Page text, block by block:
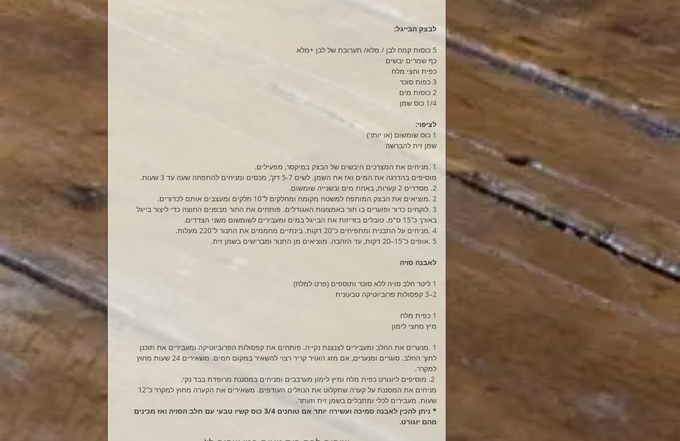
לבצק הבייגל:
5 כוסות קמח לבן / מלא/ תערובת של לבן +מלא
כף שמרים יבשים
כפית וחצי מלח
3 כפות סוכר
2 כוסות מים
1/4 כוס שמן
לציפוי:
1 כוס שומשום (או יותר)
שמן זית להברשה
1 .מניחים את המצרכים היבשים של הבצק במיקסר, מפעילים.
מוסיפים בהדרגה את המים ואז את השמן. לשים 5-7 דק', מכסים ומניחים להתפחה שעה עד 3 שעות.
2. מסדרים 2 קערות, באחת מים ובשנייה שומשום.
2 .מוציאים את הבצק המותפח למשטח מקומח ומחלקים ל־10 חלקים ומעצבים אותם לכדורים.
3 .לוקחים כדור ופוערים בו חור באמצעות האגודלים. פותחים את החור מבפנים החוצה כדי ליצור בייגל
באורך כ־15 ס"מ. טובלים בזריזות את הבייגל במים ומעבירים לשומשום משני הצדדים.
4 .מניחים על התבנית ומתפיחים כ־20 דקות. בינתיים מחממים את התנור ל־220 מעלות.
5 .אופים כ־15–20 דקות, עד הזהבה. מוציאים מן התנור ומברישים בשמן זית.
לאבנה סויה
1 ליטר חלב סויה ללא סוכר ותוספים (פרט למלח)
2–3 קפסולות פרוביוטיקה טבעונית
1 כפית מלח
מיץ מחצי לימון
1 .מנערים את החלב ומעבירים לצנצנת נקייה. פותחים את קפסולות הפרוביוטיקה ומעבירים את תוכנן
לתוך החלב. סוגרים ומנערים, אם מזג האויר קריר רצוי להשאיר במקום חמים. משאירים 24 שעות מחוץ
למקרר.
מניחים את המסננת על קערה שתקלוט את הנוזלים העודפים. משאירים את הקערה מחוץ למקרר כ־12
שעות. מעבירים לכלי ומתבלים בשמן זית וזעתר.
* ניתן להכין לאבנה סמיכה ועשירה יותר אם טוחנים 3/4 כוס קשיו טבעי עם חלב הסויה ואז מכינים
מהם יוגורט.